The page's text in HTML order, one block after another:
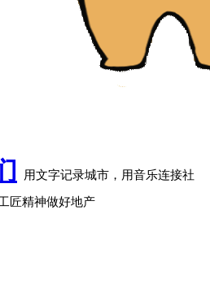
用文字记录城市，用音乐连接社
匠精神做好地产